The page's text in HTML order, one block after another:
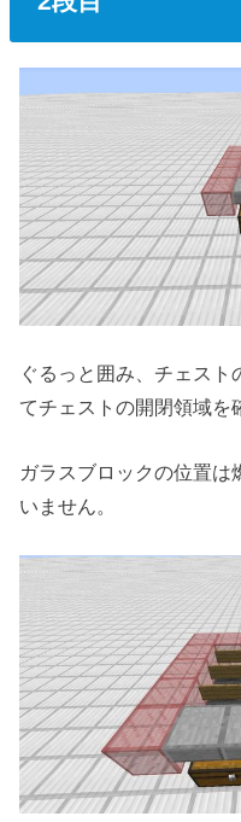
ぐるっと囲み、チェスト
てチェストの開閉領域を
ガラスブロックの位置
いません。